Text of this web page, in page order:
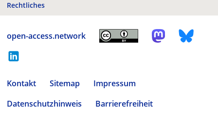
Rechtliches
open-access.network
Kontakt Sitemap
Impressum
Datenschutzhinweis
Barrierefreiheit